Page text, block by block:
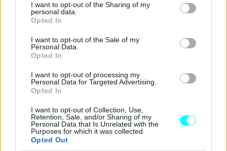
not limited to your visit or usage behaviour. You may click to
grant or deny consent to Google and its third-party tags to
use your data for below specified purposes in below Google
consent section.
I want to opt-out of the Sharing of my
personal data.
Opted In
I want to opt-out of the Sale of my
Personal Data.
Opted In
I want to opt-out of processing my
Personal Data for Targeted Advertising.
Opted In
I want to opt-out of Collection, Use,
Retention, Sale, and/or Sharing of my
Personal Data that Is Unrelated with the
Purposes for which it was collected.
Opted Out
Ειδικότερα,η εταιρεία δεν έχει ακόμη ξεκαθαρίσει αν
η παραγωγή θα αφορά αμιγώς ηλεκτρικά, υβριδικά ή
plug-in υβριδικά μοντέλα
, κάτι που αναμένεται να
παρούσα φάση, η MG ανέφερε απλώς ότι το νέο
εργοστάσιο θα υποστηρίξει τη συνολική ευρωπαϊκή της
στρατηγική, χωρίς να δίνει περισσότερες λεπτομέρειες
για τη γκάμα που θα κατασκευάζεται εκεί.